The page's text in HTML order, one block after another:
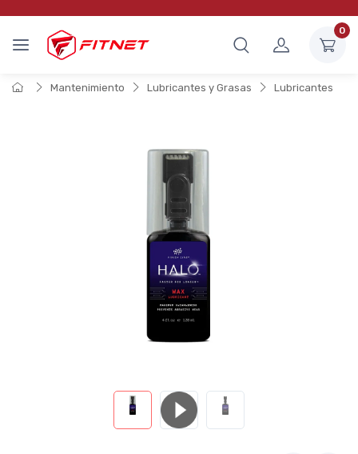
0
Mantenimiento Lubricantes y Grasas Lubricantes